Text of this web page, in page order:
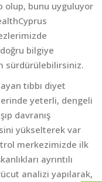
olup, bunu uyguluyor
bilgiye
sürdürülebilirsiniz.
tıbbı diyet
yeterli, dengeli
davranış
yükselterek var
merkezimizde ilk
ayrıntılı
analizi yapılarak,